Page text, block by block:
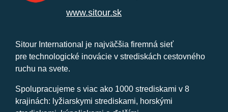
www.sitour.sk
Sitour International je najväčšia firemná sieť
pre technologické inovácie v strediskách cestovného
ruchu na svete.
Spolupracujeme s viac ako 1000 strediskami v 8
krajinách: lyžiarskymi strediskami, horskými